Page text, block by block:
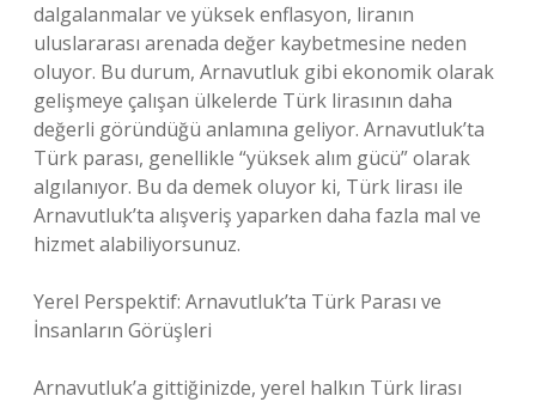
dalgalanmalar ve yüksek enflasyon, liranın
uluslararası arenada değer kaybetmesine neden
oluyor. Bu durum, Arnavutluk gibi ekonomik olarak
gelişmeye çalışan ülkelerde Türk lirasının daha
değerli göründüğü anlamına geliyor. Arnavutluk’ta
Türk parası, genellikle “yüksek alım gücü” olarak
algılanıyor. Bu da demek oluyor ki, Türk lirası ile
Arnavutluk’ta alışveriş yaparken daha fazla mal ve
hizmet alabiliyorsunuz.
Yerel Perspektif: Arnavutluk’ta Türk Parası ve
İnsanların Görüşleri
Arnavutluk’a gittiğinizde, yerel halkın Türk lirası